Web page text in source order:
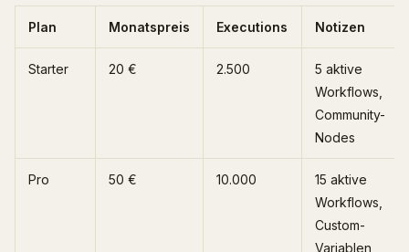
Plan Monatspreis Executions Notizen
Starter 20 € 2.500
5 aktive
Workflows,
Community-
Nodes
Pro 50 € 10.000
15 aktive
Workflows,
Custom-
Variablen